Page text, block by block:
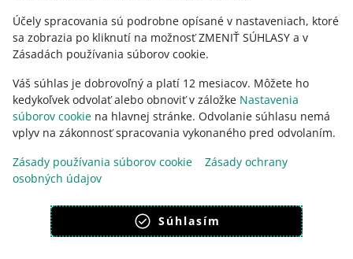
Účely spracovania sú podrobne opísané v nastaveniach, ktoré
sa zobrazia po kliknutí na možnosť ZMENIŤ SÚHLASY a v
Zásadách používania súborov cookie.
Váš súhlas je dobrovoľný a platí 12 mesiacov. Môžete ho
kedykoľvek odvolať alebo obnoviť v záložke Nastavenia
súborov cookie na hlavnej stránke. Odvolanie súhlasu nemá
vplyv na zákonnosť spracovania vykonaného pred odvolaním.
Zásady používania súborov cookie
Zásady ochrany
osobných údajov
Súhlasím
vzhľad: svetlý motív